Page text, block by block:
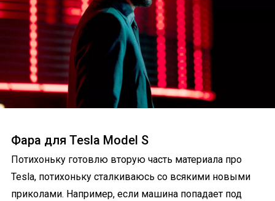
Фара для Tesla Model S
Потихоньку готовлю вторую часть материала про
Tesla, потихоньку сталкиваюсь со всякими новыми
приколами. Например, если машина попадает под